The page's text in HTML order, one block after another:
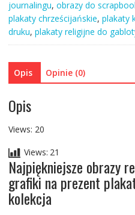
na
prezent
plakaty
cliparty
journalingu, obrazy do
plakaty chrześcijańskie, plakaty
druku, plakaty religijne do
Opis Opinie (0)
Opis
Views: 20
Views: 21
Najpiękniejsze obrazy
grafiki na prezent
kolekcja